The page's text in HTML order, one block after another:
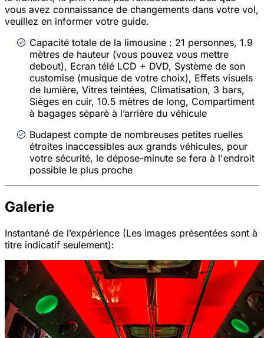
vous avez connaissance de changements dans votre vol,
veuillez en informer votre guide.
Capacité totale de la limousine : 21 personnes, 1.9
mètres de hauteur (vous pouvez vous mettre
debout), Ecran télé LCD + DVD, Système de son
customise (musique de votre choix), Effets visuels
de lumière, Vitres teintées, Climatisation, 3 bars,
Sièges en cuir, 10.5 mètres de long, Compartiment
à bagages séparé à l’arrière du véhicule
Budapest compte de nombreuses petites ruelles
étroites inaccessibles aux grands véhicules, pour
votre sécurité, le dépose-minute se fera à l'endroit
possible le plus proche
Galerie
Instantané de l’expérience (Les images présentées sont à
titre indicatif seulement):